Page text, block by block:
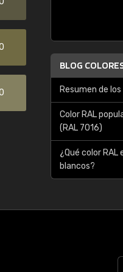
BLOG
Resumen de
Color RAL
(RAL 7016)
¿Qué color
blancos?